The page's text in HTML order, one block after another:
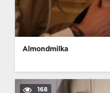
Almondmilka
168